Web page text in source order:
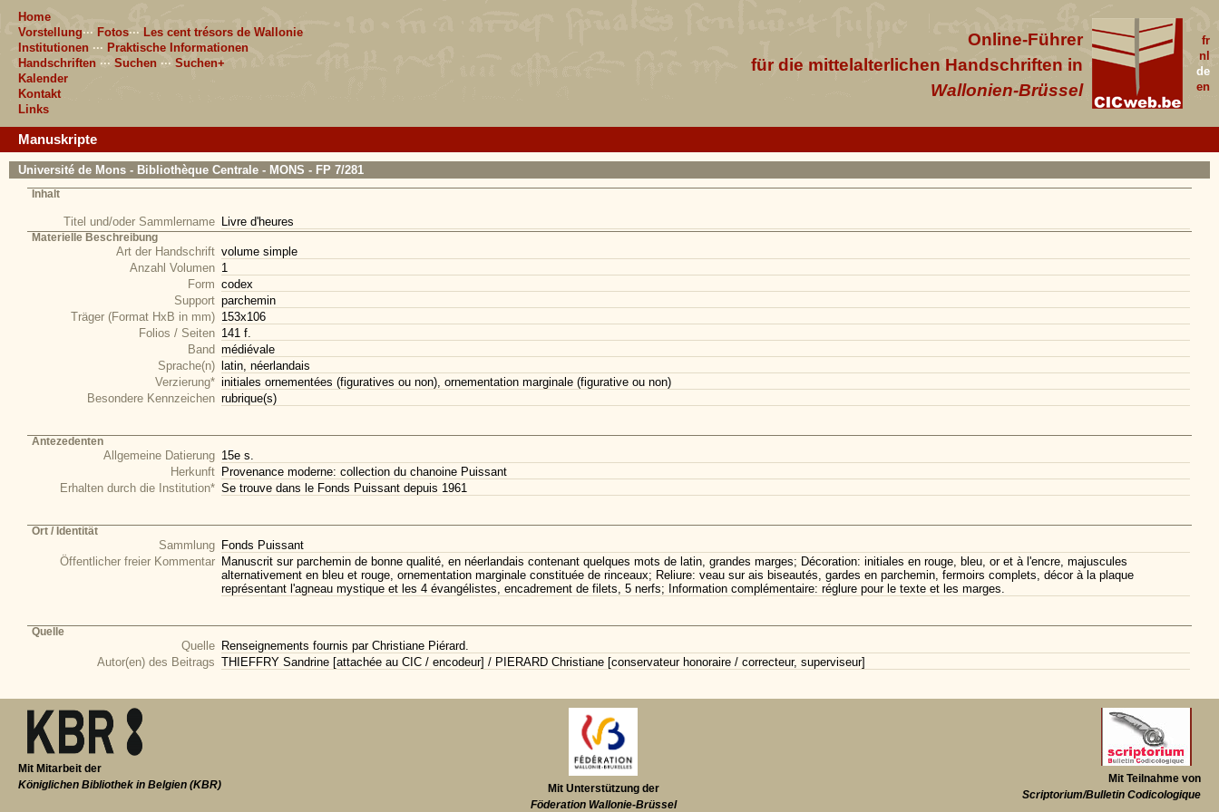
fr
nl
de
en
Online-Führer
für die mittelalterlichen Handschriften in
Wallonien-Brüssel
Home
Vorstellung··· Fotos··· Les cent trésors de Wallonie
Institutionen ··· Praktische Informationen
Handschriften ··· Suchen ··· Suchen+
Kalender
Kontakt
Links
Manuskripte
Université de Mons - Bibliothèque Centrale - MONS - FP 7/281
Inhalt
Titel und/oder Sammlername Livre d'heures
Materielle Beschreibung
Art der Handschrift volume simple
Anzahl Volumen 1
Form codex
Support parchemin
Träger (Format HxB in mm) 153x106
Folios / Seiten 141 f.
Band médiévale
Sprache(n)
latin, néerlandais
Verzierung* initiales ornementées (figuratives ou non), ornementation marginale (figurative ou non)
Besondere Kennzeichen rubrique(s)
Antezedenten
Allgemeine Datierung 15e s.
Herkunft Provenance moderne: collection du chanoine Puissant
Erhalten durch die Institution* Se trouve dans le Fonds Puissant depuis 1961
Ort / Identität
Sammlung Fonds Puissant
Öffentlicher freier Kommentar Manuscrit sur parchemin de bonne qualité, en néerlandais contenant quelques mots de latin, grandes marges; Décoration: initiales en rouge, bleu, or et à l'encre, majuscules
alternativement en bleu et rouge, ornementation marginale constituée de rinceaux; Reliure: veau sur ais biseautés, gardes en parchemin, fermoirs complets, décor à la plaque
représentant l'agneau mystique et les 4 évangélistes, encadrement de filets, 5 nerfs; Information complémentaire: réglure pour le texte et les marges.
Quelle
Quelle Renseignements fournis par Christiane Piérard.
Autor(en) des Beitrags THIEFFRY Sandrine [attachée au CIC / encodeur] / PIERARD Christiane [conservateur honoraire / correcteur, superviseur]
Mit Unterstützung der
Föderation Wallonie-Brüssel
Mit Mitarbeit der
Königlichen Bibliothek in Belgien (KBR)
Mit Teilnahme von
Scriptorium/Bulletin Codicologique